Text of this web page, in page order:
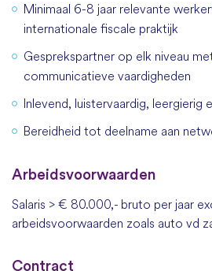
Minimaal 6-8 jaar relevante
internationale fiscale praktijk
Gesprekspartner op elk niveau
communicatieve vaardigheden
Inlevend, luistervaardig, leergierig
Bereidheid tot deelname aan
Arbeidsvoorwaarden
Salaris > € 80.000,- bruto per jaar
arbeidsvoorwaarden zoals auto vd
Contract